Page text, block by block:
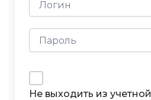
Не выходить из учетной